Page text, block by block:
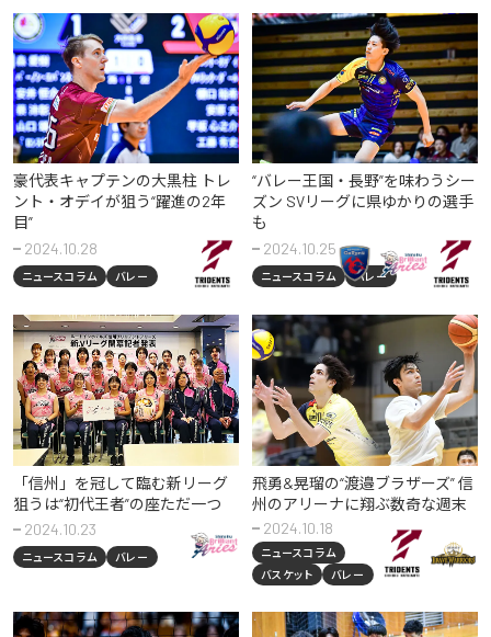
豪代表キャプテンの大黒柱 トレ
ント・オデイが狙う“躍進の2年
目”
2024.10.28
ニュースコラム バレー
“バレー王国・長野”を味わうシー
ズン SVリーグに県ゆかりの選手
も
2024.10.25
ニュースコラム バレー
「信州」を冠して臨む新リーグ
狙うは“初代王者”の座ただ一つ
2024.10.23
ニュースコラム バレー
飛勇&晃瑠の“渡邉ブラザーズ” 信
州のアリーナに翔ぶ数奇な週末
2024.10.18
ニュースコラム
バスケット
バレー